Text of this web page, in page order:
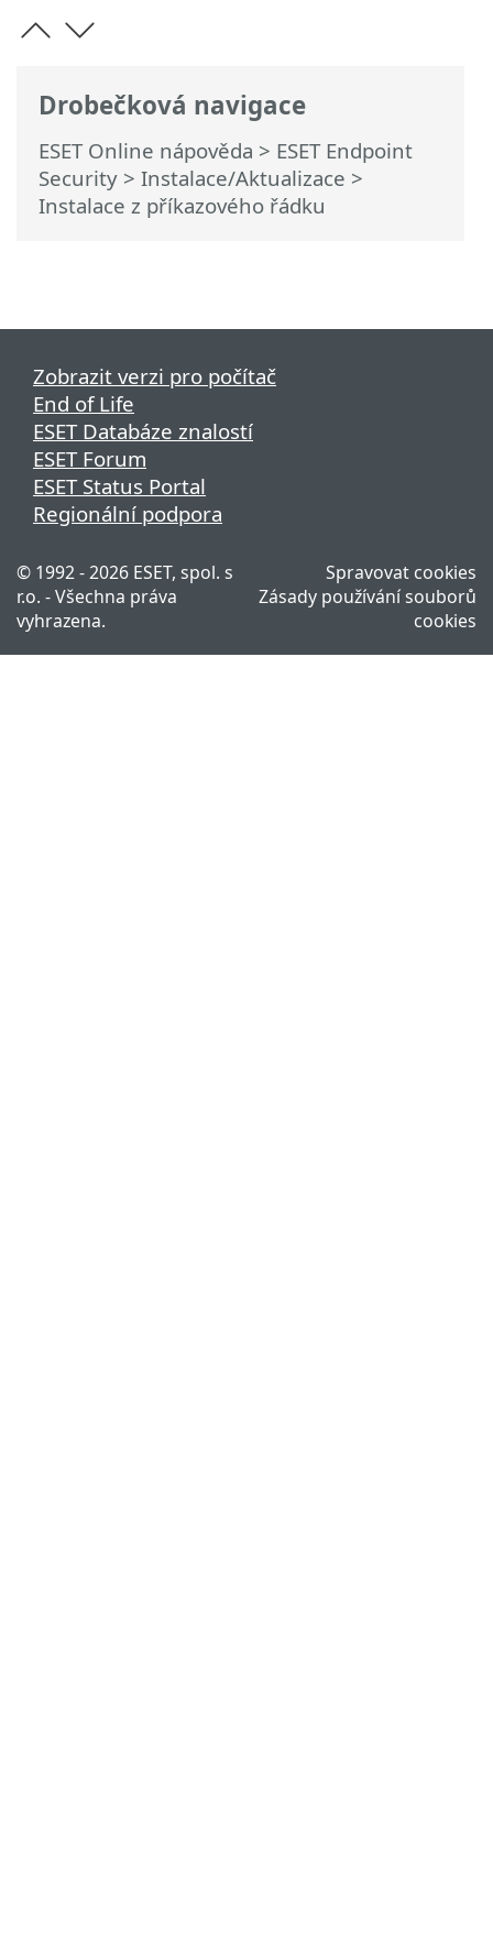
Drobečková navigace
ESET Online nápověda > ESET Endpoint
Security > Instalace/Aktualizace >
Instalace z příkazového řádku
Zobrazit verzi pro počítač
End of Life
ESET Databáze znalostí
ESET Forum
ESET Status Portal
Regionální podpora
© 1992 - 2026 ESET, spol. s
r.o. - Všechna práva
vyhrazena.
Spravovat cookies
Zásady používání souborů
cookies